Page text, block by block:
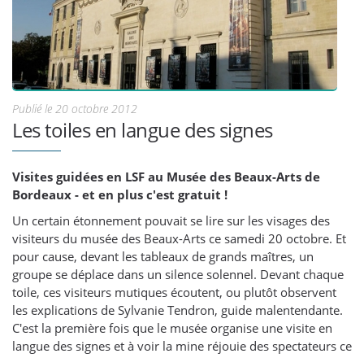
Publié le 20 octobre 2012
Les toiles en langue des signes
Visites guidées en LSF au Musée des Beaux-Arts de
Bordeaux - et en plus c'est gratuit !
Un certain étonnement pouvait se lire sur les visages des
visiteurs du musée des Beaux-Arts ce samedi 20 octobre. Et
pour cause, devant les tableaux de grands maîtres, un
groupe se déplace dans un silence solennel. Devant chaque
toile, ces visiteurs mutiques écoutent, ou plutôt observent
les explications de Sylvanie Tendron, guide malentendante.
C'est la première fois que le musée organise une visite en
langue des signes et à voir la mine réjouie des spectateurs ce